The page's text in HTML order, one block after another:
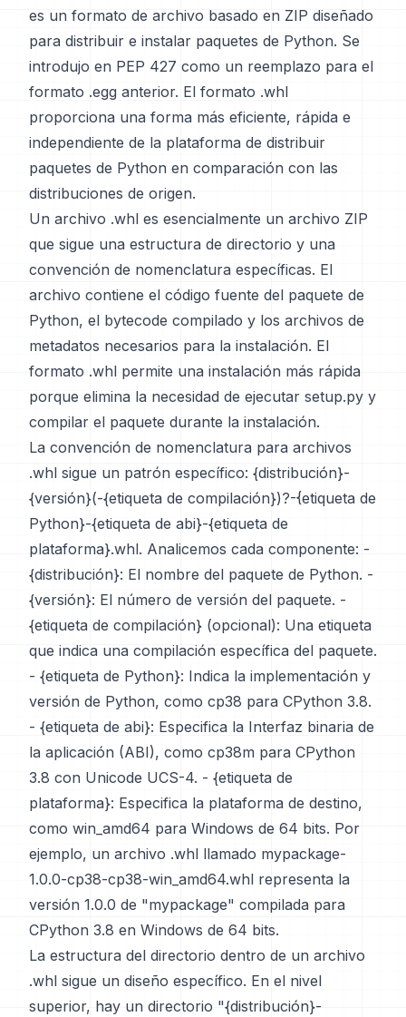
es un formato de archivo basado en ZIP diseñado
para distribuir e instalar paquetes de Python. Se
introdujo en PEP 427 como un reemplazo para el
formato .egg anterior. El formato .whl
proporciona una forma más eficiente, rápida e
independiente de la plataforma de distribuir
paquetes de Python en comparación con las
distribuciones de origen.
Un archivo .whl es esencialmente un archivo ZIP
que sigue una estructura de directorio y una
convención de nomenclatura específicas. El
archivo contiene el código fuente del paquete de
Python, el bytecode compilado y los archivos de
metadatos necesarios para la instalación. El
formato .whl permite una instalación más rápida
porque elimina la necesidad de ejecutar setup.py y
compilar el paquete durante la instalación.
La convención de nomenclatura para archivos
.whl sigue un patrón específico: {distribución}-
{versión}(-{etiqueta de compilación})?-{etiqueta de
Python}-{etiqueta de abi}-{etiqueta de
plataforma}.whl. Analicemos cada componente: -
{distribución}: El nombre del paquete de Python. -
{versión}: El número de versión del paquete. -
{etiqueta de compilación} (opcional): Una etiqueta
que indica una compilación específica del paquete.
- {etiqueta de Python}: Indica la implementación y
versión de Python, como cp38 para CPython 3.8.
- {etiqueta de abi}: Especifica la Interfaz binaria de
la aplicación (ABI), como cp38m para CPython
3.8 con Unicode UCS-4. - {etiqueta de
plataforma}: Especifica la plataforma de destino,
como win_amd64 para Windows de 64 bits. Por
ejemplo, un archivo .whl llamado mypackage-
1.0.0-cp38-cp38-win_amd64.whl representa la
versión 1.0.0 de "mypackage" compilada para
CPython 3.8 en Windows de 64 bits.
La estructura del directorio dentro de un archivo
.whl sigue un diseño específico. En el nivel
superior, hay un directorio "{distribución}-